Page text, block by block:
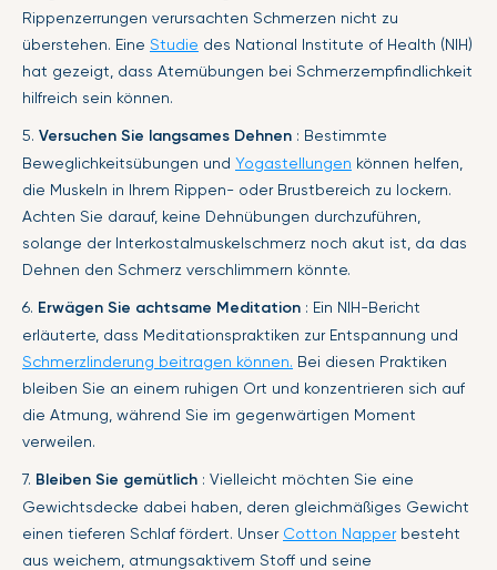
Rippenzerrungen verursachten Schmerzen nicht zu
überstehen. Eine Studie des National Institute of Health (NIH)
hat gezeigt, dass Atemübungen bei Schmerzempfindlichkeit
hilfreich sein können.
5. Versuchen Sie langsames Dehnen : Bestimmte
Beweglichkeitsübungen und Yogastellungen können helfen,
die Muskeln in Ihrem Rippen- oder Brustbereich zu lockern.
Achten Sie darauf, keine Dehnübungen durchzuführen,
solange der Interkostalmuskelschmerz noch akut ist, da das
Dehnen den Schmerz verschlimmern könnte.
6. Erwägen Sie achtsame Meditation : Ein NIH-Bericht
erläuterte, dass Meditationspraktiken zur Entspannung und
Schmerzlinderung beitragen können. Bei diesen Praktiken
bleiben Sie an einem ruhigen Ort und konzentrieren sich auf
die Atmung, während Sie im gegenwärtigen Moment
verweilen.
7. Bleiben Sie gemütlich : Vielleicht möchten Sie eine
Gewichtsdecke dabei haben, deren gleichmäßiges Gewicht
einen tieferen Schlaf fördert. Unser Cotton Napperbesteht
aus weichem, atmungsaktivem Stoff und seine